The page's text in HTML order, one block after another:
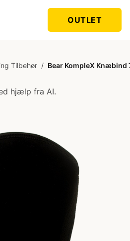
OUTLET
Tilbehør / Bear KompleX Knæbind
hjælp fra AI.